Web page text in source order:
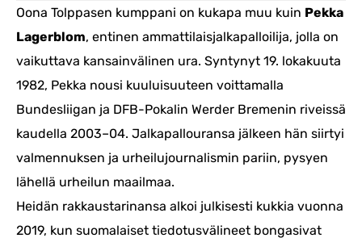
Oona Tolppasen kumppani on kukapa muu kuin Pekka
Lagerblom, entinen ammattilaisjalkapalloilija, jolla on
vaikuttava kansainvälinen ura. Syntynyt 19. lokakuuta
1982, Pekka nousi kuuluisuuteen voittamalla
Bundesliigan ja DFB-Pokalin Werder Bremenin riveissä
kaudella 2003–04. Jalkapallouransa jälkeen hän siirtyi
valmennuksen ja urheilujournalismin pariin, pysyen
lähellä urheilun maailmaa.
Heidän rakkaustarinansa alkoi julkisesti kukkia vuonna
2019, kun suomalaiset tiedotusvälineet bongasivat